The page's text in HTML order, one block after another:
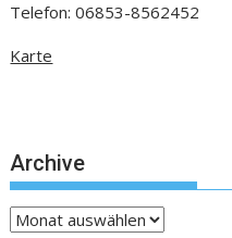
Telefon: 06853-8562452
Karte
Archive
Archive